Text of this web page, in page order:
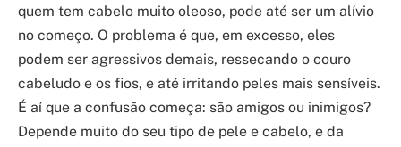
quem tem cabelo muito oleoso, pode até ser um alívio
no começo. O problema é que, em excesso, eles
podem ser agressivos demais, ressecando o couro
cabeludo e os fios, e até irritando peles mais sensíveis.
É aí que a confusão começa: são amigos ou inimigos?
Depende muito do seu tipo de pele e cabelo, e da